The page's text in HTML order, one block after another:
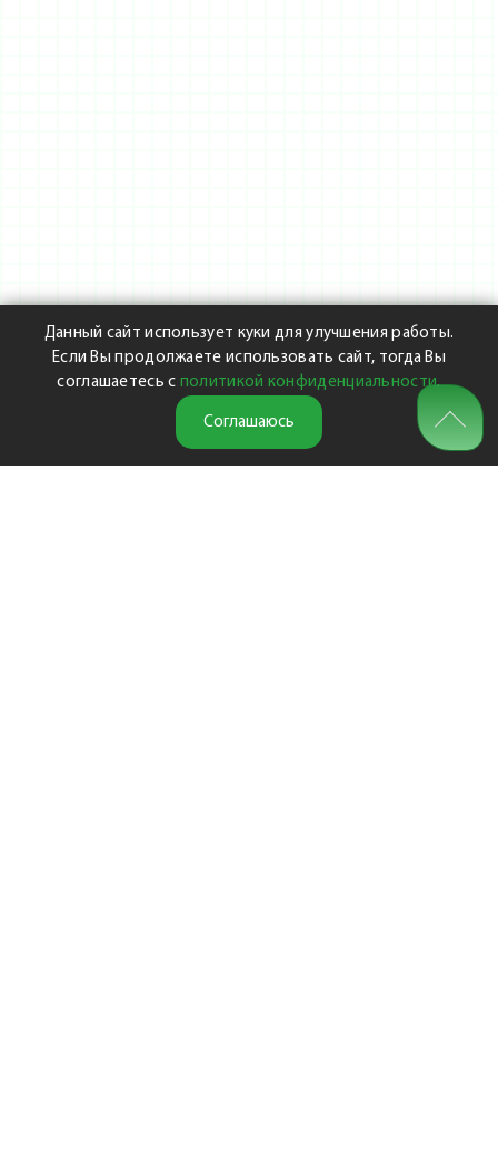
Данный сайт использует куки для улучшения работы.
Если Вы продолжаете использовать сайт, тогда Вы
соглашаетесь с политикой конфиденциальности.
Соглашаюсь